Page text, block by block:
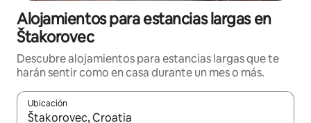
Alojamientos para estancias largas en
Štakorovec
Descubre alojamientos para estancias largas que te
harán sentir como en casa durante un mes o más.
Ubicación
Cuando los resultados estén disponibles, podrás navegar